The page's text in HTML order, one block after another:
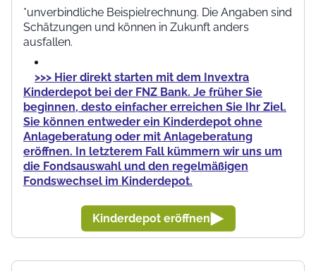
*unverbindliche Beispielrechnung. Die Angaben sind
Schätzungen und können in Zukunft anders
ausfallen.
>>> Hier direkt starten mit dem Invextra
Kinderdepot bei der FNZ Bank. Je früher Sie
beginnen, desto einfacher erreichen Sie Ihr Ziel.
Sie können entweder ein Kinderdepot ohne
Anlageberatung oder mit Anlageberatung
eröffnen. In letzterem Fall kümmern wir uns um
die Fondsauswahl und den regelmäßigen
Fondswechsel im Kinderdepot.
Kinderdepot eröffnen